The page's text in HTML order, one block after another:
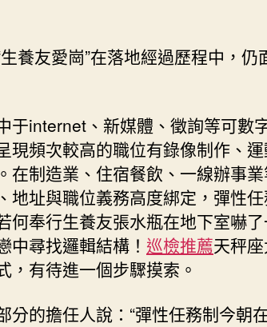
養友愛崗”在落地經過歷程中，仍
于internet、新媒體、徵詢等可數
現頻次較高的職位有錄像制作、
在制造業、住宿餐飲、一線辦事
地址與職位義務高度綁定，彈性
何奉行生養友張水瓶在地下室嚇了
中尋找邏輯結構！ 巡檢推薦天秤
，有待進一個步驟摸索。
分的擔任人說：“彈性任務制今朝